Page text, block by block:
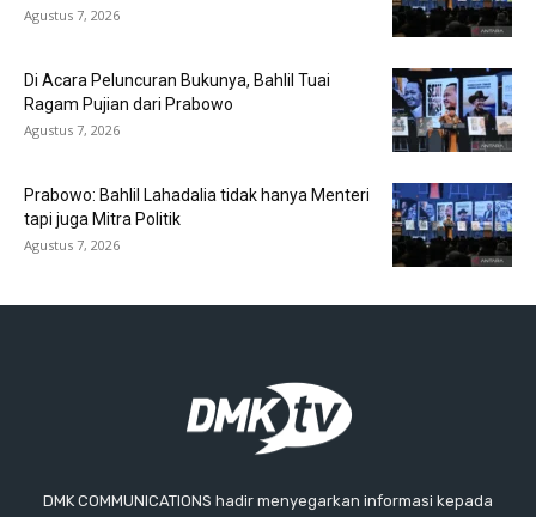
Agustus 7, 2026
Di Acara Peluncuran Bukunya, Bahlil Tuai
Ragam Pujian dari Prabowo
Agustus 7, 2026
Prabowo: Bahlil Lahadalia tidak hanya Menteri
tapi juga Mitra Politik
Agustus 7, 2026
DMK COMMUNICATIONS hadir menyegarkan informasi kepada